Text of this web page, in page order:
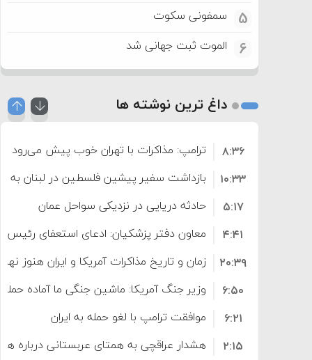
5 سمفونی سکوت
6 الموت ثبت جهانی شد
داغ ترین نوشته ها
ترامپ: مذاکرات با تهران خوب پیش می‌رود
۸:۳۶
بازداشت سفیر پیشین فلسطین در لبنان به
۱۰:۳۳
حادثه دریایی در نزدیکی سواحل عمان
۵:۱۷
معاون دفتر پزشکیان: ادعای استعفای
است
۴:۴۱
زمان و تاریخ مذاکرات آمریکا و ایران هنوز
۲۰:۳۹
وزیر جنگ آمریکا: ماشین جنگی ما آماده حمله
۶:۵۰
موافقت ترامپ با لغو حمله به ایران
۶:۲۱
هشدار عراقچی به همتای عربستانی درباره
۲:۱۵